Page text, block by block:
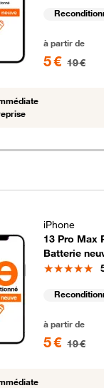
à partir de
5 € 19 €
iPhone
13 Pro Max
Batterie
à partir de
5 € 19 €